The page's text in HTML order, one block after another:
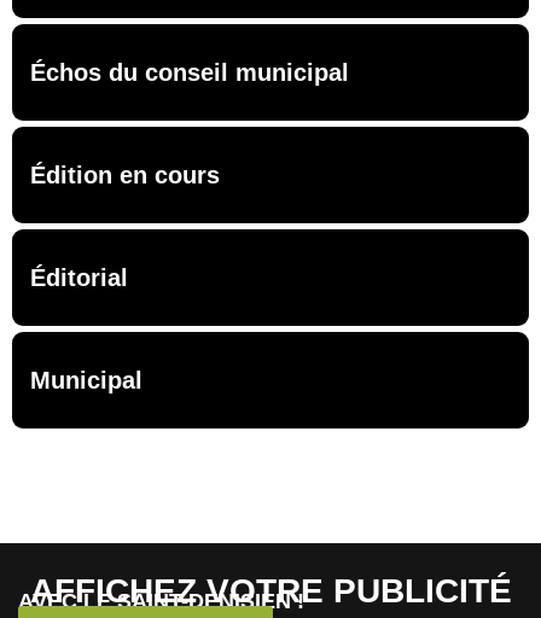
Échos du conseil municipal
Édition en cours
Éditorial
Municipal
AFFICHEZ VOTRE PUBLICITÉ
AVEC LE SAINT-DENISIEN !